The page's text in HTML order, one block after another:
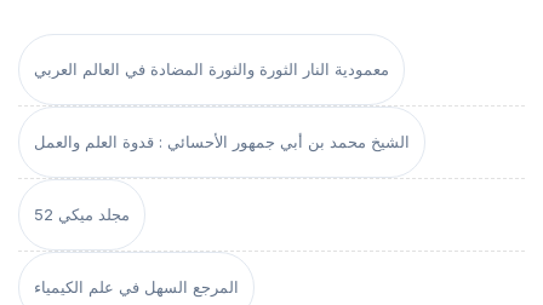
معمودية النار الثورة والثورة المضادة في العالم العربي
الشيخ محمد بن أبي جمهور الأحسائي : قدوة العلم والعمل
مجلد ميكي 52
المرجع السهل في علم الكيمياء